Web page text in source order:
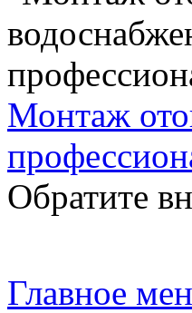
Монтаж
Обратите
Главное